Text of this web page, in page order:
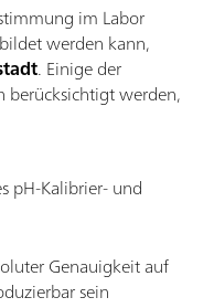
im Labor
werden kann,
. Einige der
werden,
pH-Kalibrier- und
Genauigkeit auf
sein